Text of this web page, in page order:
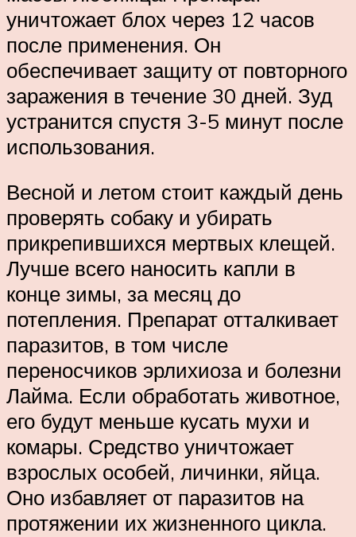
уничтожает блох через 12 часов
после применения. Он
обеспечивает защиту от повторного
заражения в течение 30 дней. Зуд
устранится спустя 3-5 минут после
использования.
Весной и летом стоит каждый день
проверять собаку и убирать
прикрепившихся мертвых клещей.
Лучше всего наносить капли в
конце зимы, за месяц до
потепления. Препарат отталкивает
паразитов, в том числе
переносчиков эрлихиоза и болезни
Лайма. Если обработать животное,
его будут меньше кусать мухи и
комары. Средство уничтожает
взрослых особей, личинки, яйца.
Оно избавляет от паразитов на
протяжении их жизненного цикла.